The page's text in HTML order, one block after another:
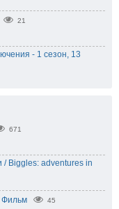
21
- 1 сезон, 13
671
/ Biggles: adventures in
Фильм 45